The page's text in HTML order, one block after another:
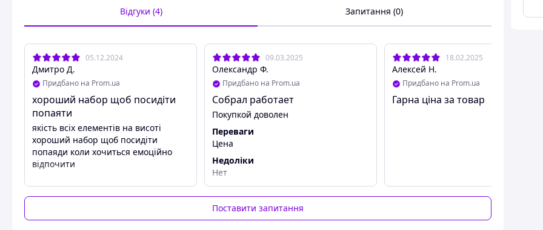
Даний набір дозволяє зібрати простий і потужний стерео підсилювач НЧ, що володіє малими габаритами,
мінімальним числом елементів, широким діапазоном напруги живлення і опорів навантаження.
Короткі характеристики:
Вхідна напруга --- 700мВ.
Коеф. гарм. --- <0,1%
Вихідна потужність макс.
Стерео --- 2х100Вт (4R - +/-30В, 6R - +/-33В, 8R - +/-37В,)
Розмір плати --- 72*42мм.
Набір не комплектується клемниками!
Схожі товари за характеристиками
Відгуки (4) Запитання (0)
05.12.2024
Дмитро Д.
Придбано на Prom.ua
хороший набор щоб посидіти
попаяти
якість всіх елементів на висоті
хороший набор щоб посидіти
попаяди коли хочиться емоційно
відпочити
09.03.2025
Олександр Ф.
Придбано на Prom.ua
Собрал работает
Покупкой доволен
Переваги
Цена
Недоліки
Нет
18.02.2025
Алексей Н.
Придбано на Prom.ua
Гарна ціна за товар
Поставити запитання